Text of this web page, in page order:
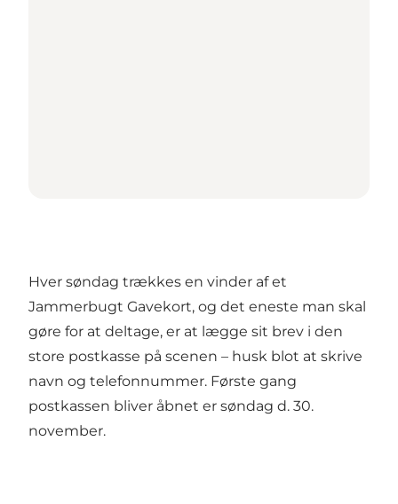
Hver søndag trækkes en vinder af et
Jammerbugt Gavekort, og det eneste man skal
gøre for at deltage, er at lægge sit brev i den
store postkasse på scenen – husk blot at skrive
navn og telefonnummer. Første gang
postkassen bliver åbnet er søndag d. 30.
november.